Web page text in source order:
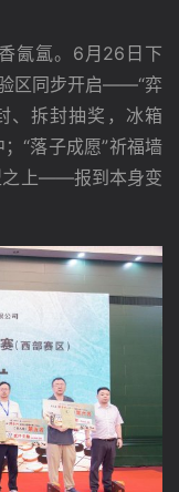
氤氲。6月26日下
区同步开启——“弈
、拆封抽奖，冰箱
“落子成愿”祈福墙
之上——报到本身变